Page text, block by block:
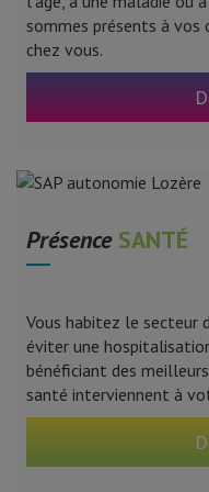
sommes présents à vos
chez vous.
Présence SANTÉ
Vous habitez le secteur
éviter une
bénéficiant des
santé interviennent à